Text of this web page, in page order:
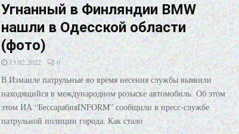
Угнанный в Финляндии BMW
нашли в Одесской области
(фото)
13.02.2022 0
В Измаиле патрульные во время несения службы выявили
находящийся в международном розыске автомобиль. Об этом
этом ИА “БессарабияINFORM” сообщили в пресс-службе
патрульной полиции города. Как стало